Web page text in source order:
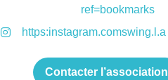
ref=bookmarks
https:instagram.comswing.l.a
Contacter l’association